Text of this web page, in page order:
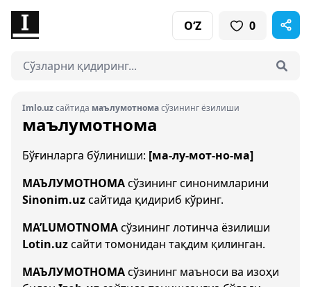
O‘Z 0
Imlo.uzсайтида маълумотномасўзининг ёзилиши
маълумотнома
Бўғинларга бўлиниши: [ма-лу-мот-но-ма]
МАЪЛУМОТНОМАсўзининг синонимларини
Sinonim.uzсайтида қидириб кўринг.
MA’LUMOTNOMAсўзининг лотинча ёзилиши
Lotin.uzсайти томонидан тақдим қилинган.
МАЪЛУМОТНОМАсўзининг маъноси ва изоҳи